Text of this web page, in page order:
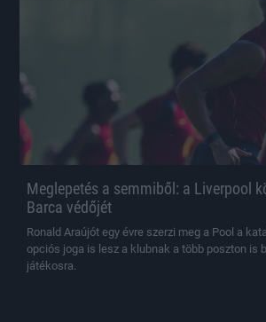
Meglepetés a semmiből: a Liverpool
Barca védőjét
Ronald Araújót egy évre szerzi meg a Pool a
opciós joga is lesz a klubnak a több poszton is
játékosra.